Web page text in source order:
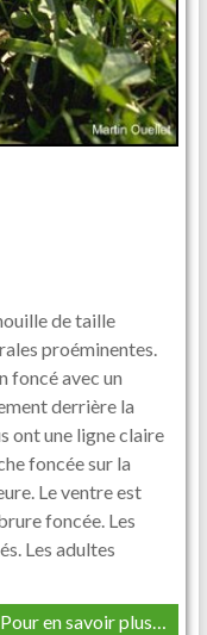
de taille
proéminentes.
foncé avec un
derrière la
ont une ligne claire
foncée sur la
Le ventre est
foncée. Les
Les adultes
Pour en savoir plus…